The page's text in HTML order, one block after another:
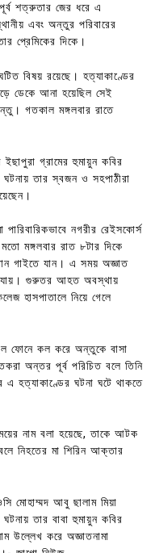
শত্রুতার জের ধরে এ
এবং অন্তুর পরিবারের
প্রেমিকের দিকে।
বিষয় রয়েছে। হত্যাকাণ্ডের
ডেকে আনা হয়েছিল সেই
গতকাল মঙ্গলবার রাতে
গ্রামের হুমায়ুন কবির
তার স্বজন ও সহপাঠীরা
নগরীর রেইসকোর্স
মঙ্গলবার রাত ৮টার দিকে
গাইতে যান। এ সময় অজ্ঞাত
যায়। গুরুতর আহত অবস্থায়
হাসপাতালে নিয়ে গেলে
ফোনে কল করে অন্তুকে বাসা
অন্তর পূর্ব পরিচিত বলে তিনি
এ হত্যাকাণ্ডের ঘটনা ঘটে থাকতে
নাম বলা হয়েছে, তাকে আটক
নিহতের মা শিরিন আক্তার
মোহাম্মদ আবু ছালাম মিয়া
তার বাবা হুমায়ুন কবির
উল্লেখ করে অজ্ঞাতনামা